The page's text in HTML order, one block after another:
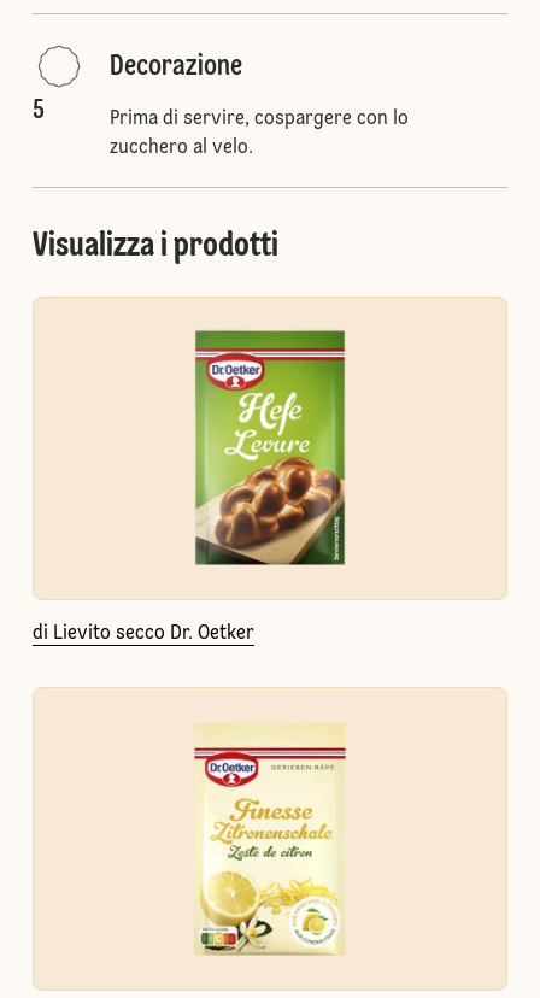
5
Decorazione
Prima di servire, cospargere con lo
zucchero al velo.
Visualizza i prodotti
di Lievito secco Dr. Oetker